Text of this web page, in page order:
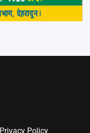
Privacy Policy